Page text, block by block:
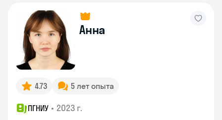
Анна
4.73 5 лет опыта
ПГНИУ • 2023 г.